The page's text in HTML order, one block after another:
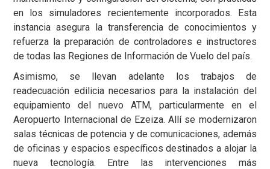
en los simuladores recientemente incorporados. Esta
instancia asegura la transferencia de conocimientos y
refuerza la preparación de controladores e instructores
de todas las Regiones de Información de Vuelo del país.
Asimismo, se llevan adelante los trabajos de
readecuación edilicia necesarios para la instalación del
equipamiento del nuevo ATM, particularmente en el
Aeropuerto Internacional de Ezeiza. Allí se modernizaron
salas técnicas de potencia y de comunicaciones, además
de oficinas y espacios específicos destinados a alojar la
nueva tecnología. Entre las intervenciones más